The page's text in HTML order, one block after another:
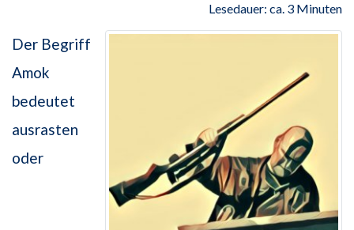
Lesedauer: ca. 3 Minuten
Der Begriff
Amok
bedeutet
ausrasten
oder